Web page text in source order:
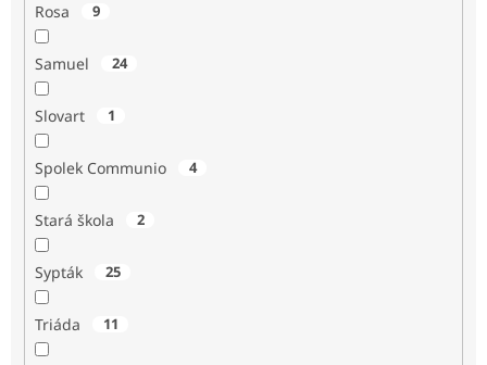
Rosa 9
Samuel 24
Slovart 1
Spolek Communio 4
Stará škola 2
Sypták 25
Triáda 11